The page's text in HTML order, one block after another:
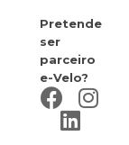
Pretende
ser
parceiro
e-Velo?